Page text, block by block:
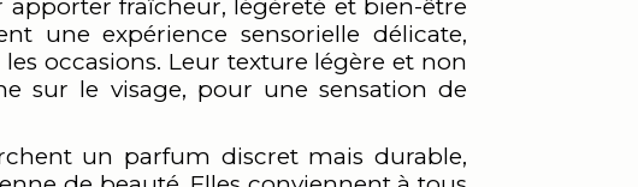
fraîcheur, légèreté et bien-être
une expérience sensorielle délicate,
occasions. Leur texture légère et non
sur le visage, pour une sensation de
un parfum discret mais durable,